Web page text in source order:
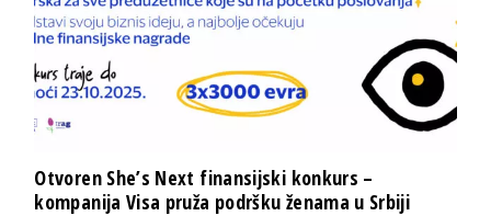
Otvoren She’s Next finansijski konkurs –
kompanija Visa pruža podršku ženama u Srbiji